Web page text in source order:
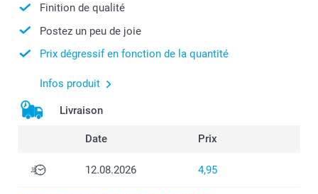
Finition de qualité
Postez un peu de joie
Prix dégressif en fonction de la quantité
Infos produit
Livraison
Date Prix
12.08.2026 4,95